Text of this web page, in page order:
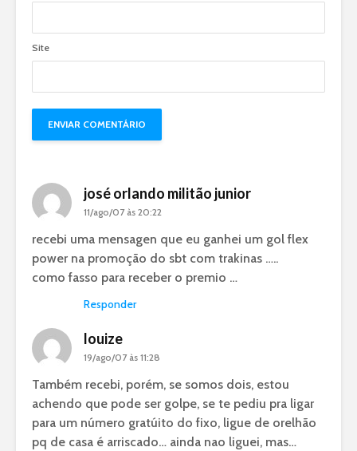
Site
josé orlando militão junior
11/ago/07 às 20:22
recebi uma mensagen que eu ganhei um gol flex
power na promoção do sbt com trakinas …..
como fasso para receber o premio …
Responder
louize
19/ago/07 às 11:28
Também recebi, porém, se somos dois, estou
achendo que pode ser golpe, se te pediu pra ligar
para um número gratúito do fixo, ligue de orelhão
pq de casa é arriscado… ainda nao liguei, mas…